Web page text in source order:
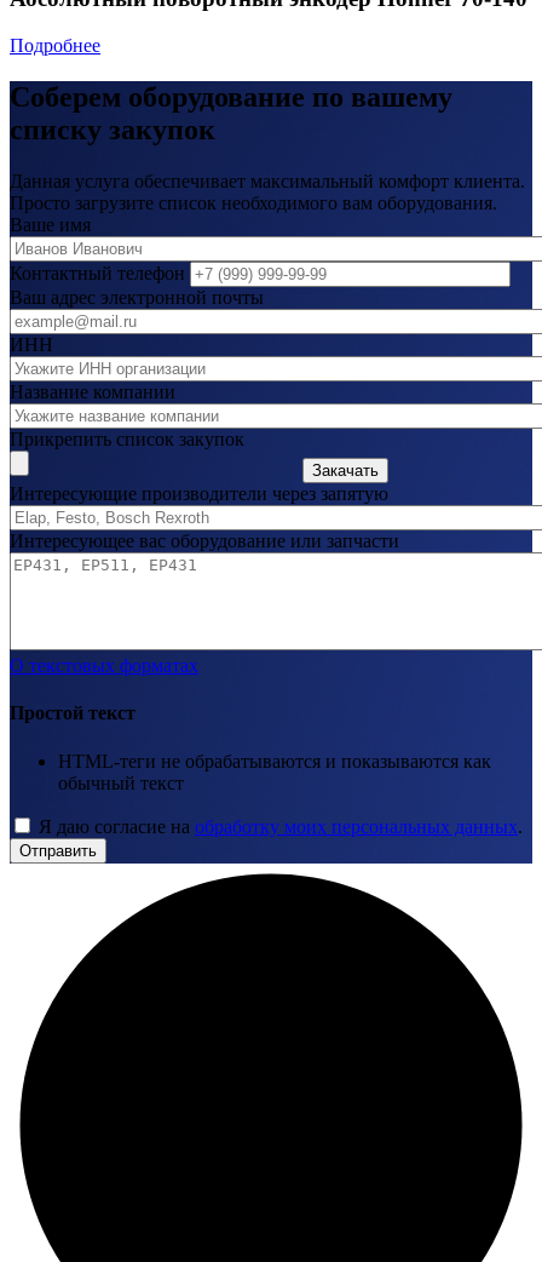
Подробнее
Соберем оборудование по вашему
списку закупок
Данная услуга обеспечивает максимальный комфорт клиента.
Просто загрузите список необходимого вам оборудования.
Ваше имя
Контактный телефон
Ваш адрес электронной почты
ИНН
Название компании
Прикрепить список закупок
Закачать
Интересующие производители через запятую
Интересующее вас оборудование или запчасти
О текстовых форматах
Простой текст
HTML-теги не обрабатываются и показываются как
обычный текст
Я даю согласие на обработку моих персональных данных.
Отправить